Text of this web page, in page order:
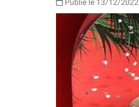
Publié le 13/12/2022